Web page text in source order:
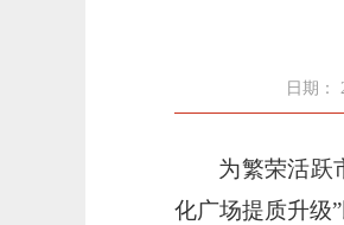
日期：
为繁荣活跃
化广场提质升级